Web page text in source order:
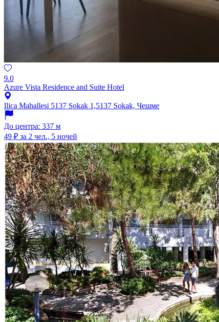
9.0
Azure Vista Residence and Suite Hotel
Ilica Mahallesi 5137 Sokak 1,5137 Sokak, Чешме
До центра: 337 м
49 ₽ за 2 чел., 5 ночей